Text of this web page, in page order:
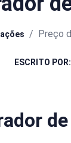
/ Preço
ESCRITO POR: